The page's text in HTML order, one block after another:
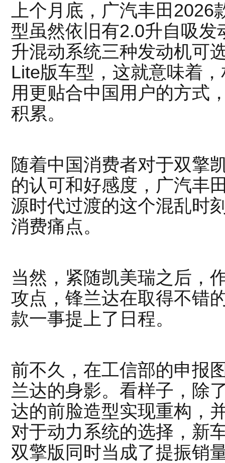
上个月底，广汽丰田2026
型虽然依旧有2.0升自吸
升混动系统三种发动机可
Lite版车型，这就意味着
用更贴合中国用户的方式
积累。
随着中国消费者对于双擎
的认可和好感度，广汽丰
源时代过渡的这个混乱时
消费痛点。
当然，紧随凯美瑞之后，
攻点， 锋兰达在取得不错
款一事提上了日程。
前不久，在工信部的申报
兰达的身影。看样子，除
达的前脸造型实现重构，
对于动力系统的选择，新
双擎版同时当成了提振销